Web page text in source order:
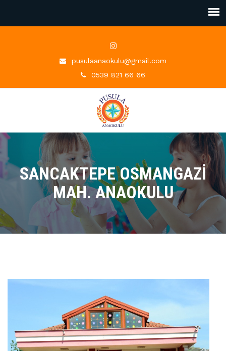
pusulaanaokulu@gmail.com
0539 821 66 66
SANCAKTEPE OSMANGAZI
MAH. ANAOKULU